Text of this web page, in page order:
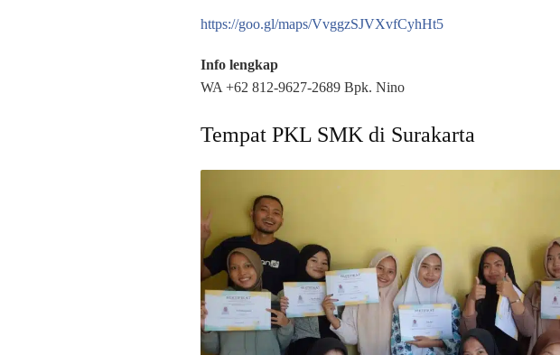
https://goo.gl/maps/VvggzSJVXvfCyhHt5
Info lengkap
WA +62 812-9627-2689 Bpk. Nino
Tempat PKL SMK di Surakarta